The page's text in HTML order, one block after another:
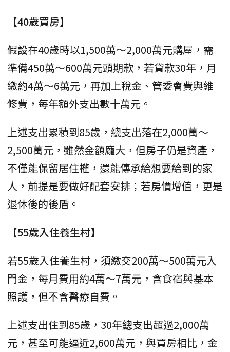
【40歲買房】
假設在40歲時以1,500萬～2,000萬元購屋，需
準備450萬～600萬元頭期款，若貸款30年，月
繳約4萬～6萬元，再加上稅金、管委會費與維
修費，每年額外支出數十萬元。
上述支出累積到85歲，總支出落在2,000萬～
2,500萬元，雖然金額龐大，但房子仍是資產，
不僅能保留居住權，還能傳承給想要給到的家
人，前提是要做好配套安排；若房價增值，更是
退休後的後盾。
【55歲入住養生村】
若55歲入住養生村，須繳交200萬～500萬元入
門金，每月費用約4萬～7萬元，含食宿與基本
照護，但不含醫療自費。
上述支出住到85歲，30年總支出超過2,000萬
元，甚至可能逼近2,600萬元，與買房相比，金